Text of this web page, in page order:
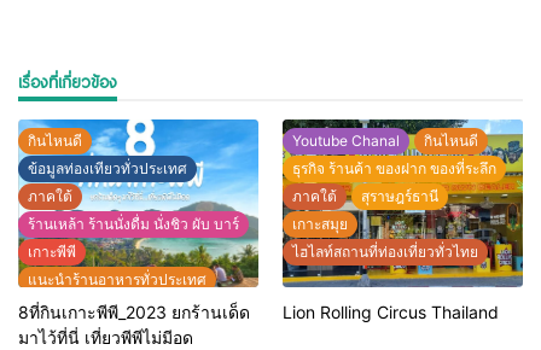
เรื่องที่เกี่ยวข้อง
กินไหนดี
ข้อมูลท่องเทียวทั่วประเทศ
ภาคใต้
ร้านเหล้า ร้านนั่งดื่ม นั่งชิว ผับ บาร์
เกาะพีพี
แนะนำร้านอาหารทั่วประเทศ
ไฮไลท์สถานที่ท่องเที่ยวทั่วไทย
8ที่กินเกาะพีพี_2023 ยกร้านเด็ด
มาไว้ที่นี่ เที่ยวพีพีไม่มีอด
Youtube Chanal
กินไหนดี
ธุรกิจ ร้านค้า ของฝาก ของที่ระลึก
ภาคใต้
สุราษฎร์ธานี
เกาะสมุย
ไฮไลท์สถานที่ท่องเที่ยวทั่วไทย
Lion Rolling Circus Thailand